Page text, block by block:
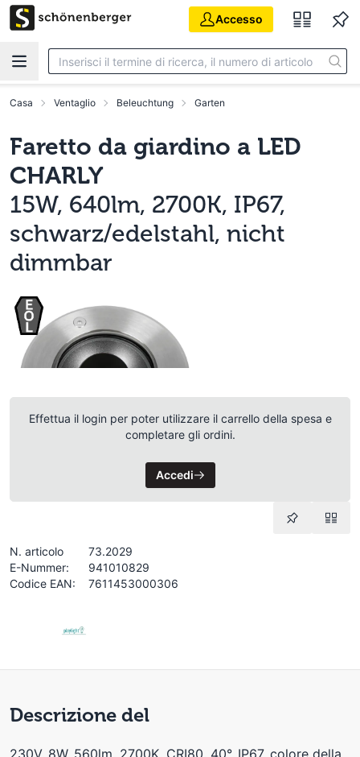
Vai al contenuto principale
Accesso
Casa Ventaglio Beleuchtung Garten
Faretto da giardino a LED
CHARLY
15W, 640lm, 2700K, IP67,
schwarz/edelstahl, nicht
dimmbar
Effettua il login per poter utilizzare il carrello della spesa e
completare gli ordini.
Accedi
N. articolo
73.2029
E-Nummer:
941010829
Codice EAN:
7611453000306
Descrizione del
230V, 8W, 560lm, 2700K, CRI80, 40°, IP67, colore della